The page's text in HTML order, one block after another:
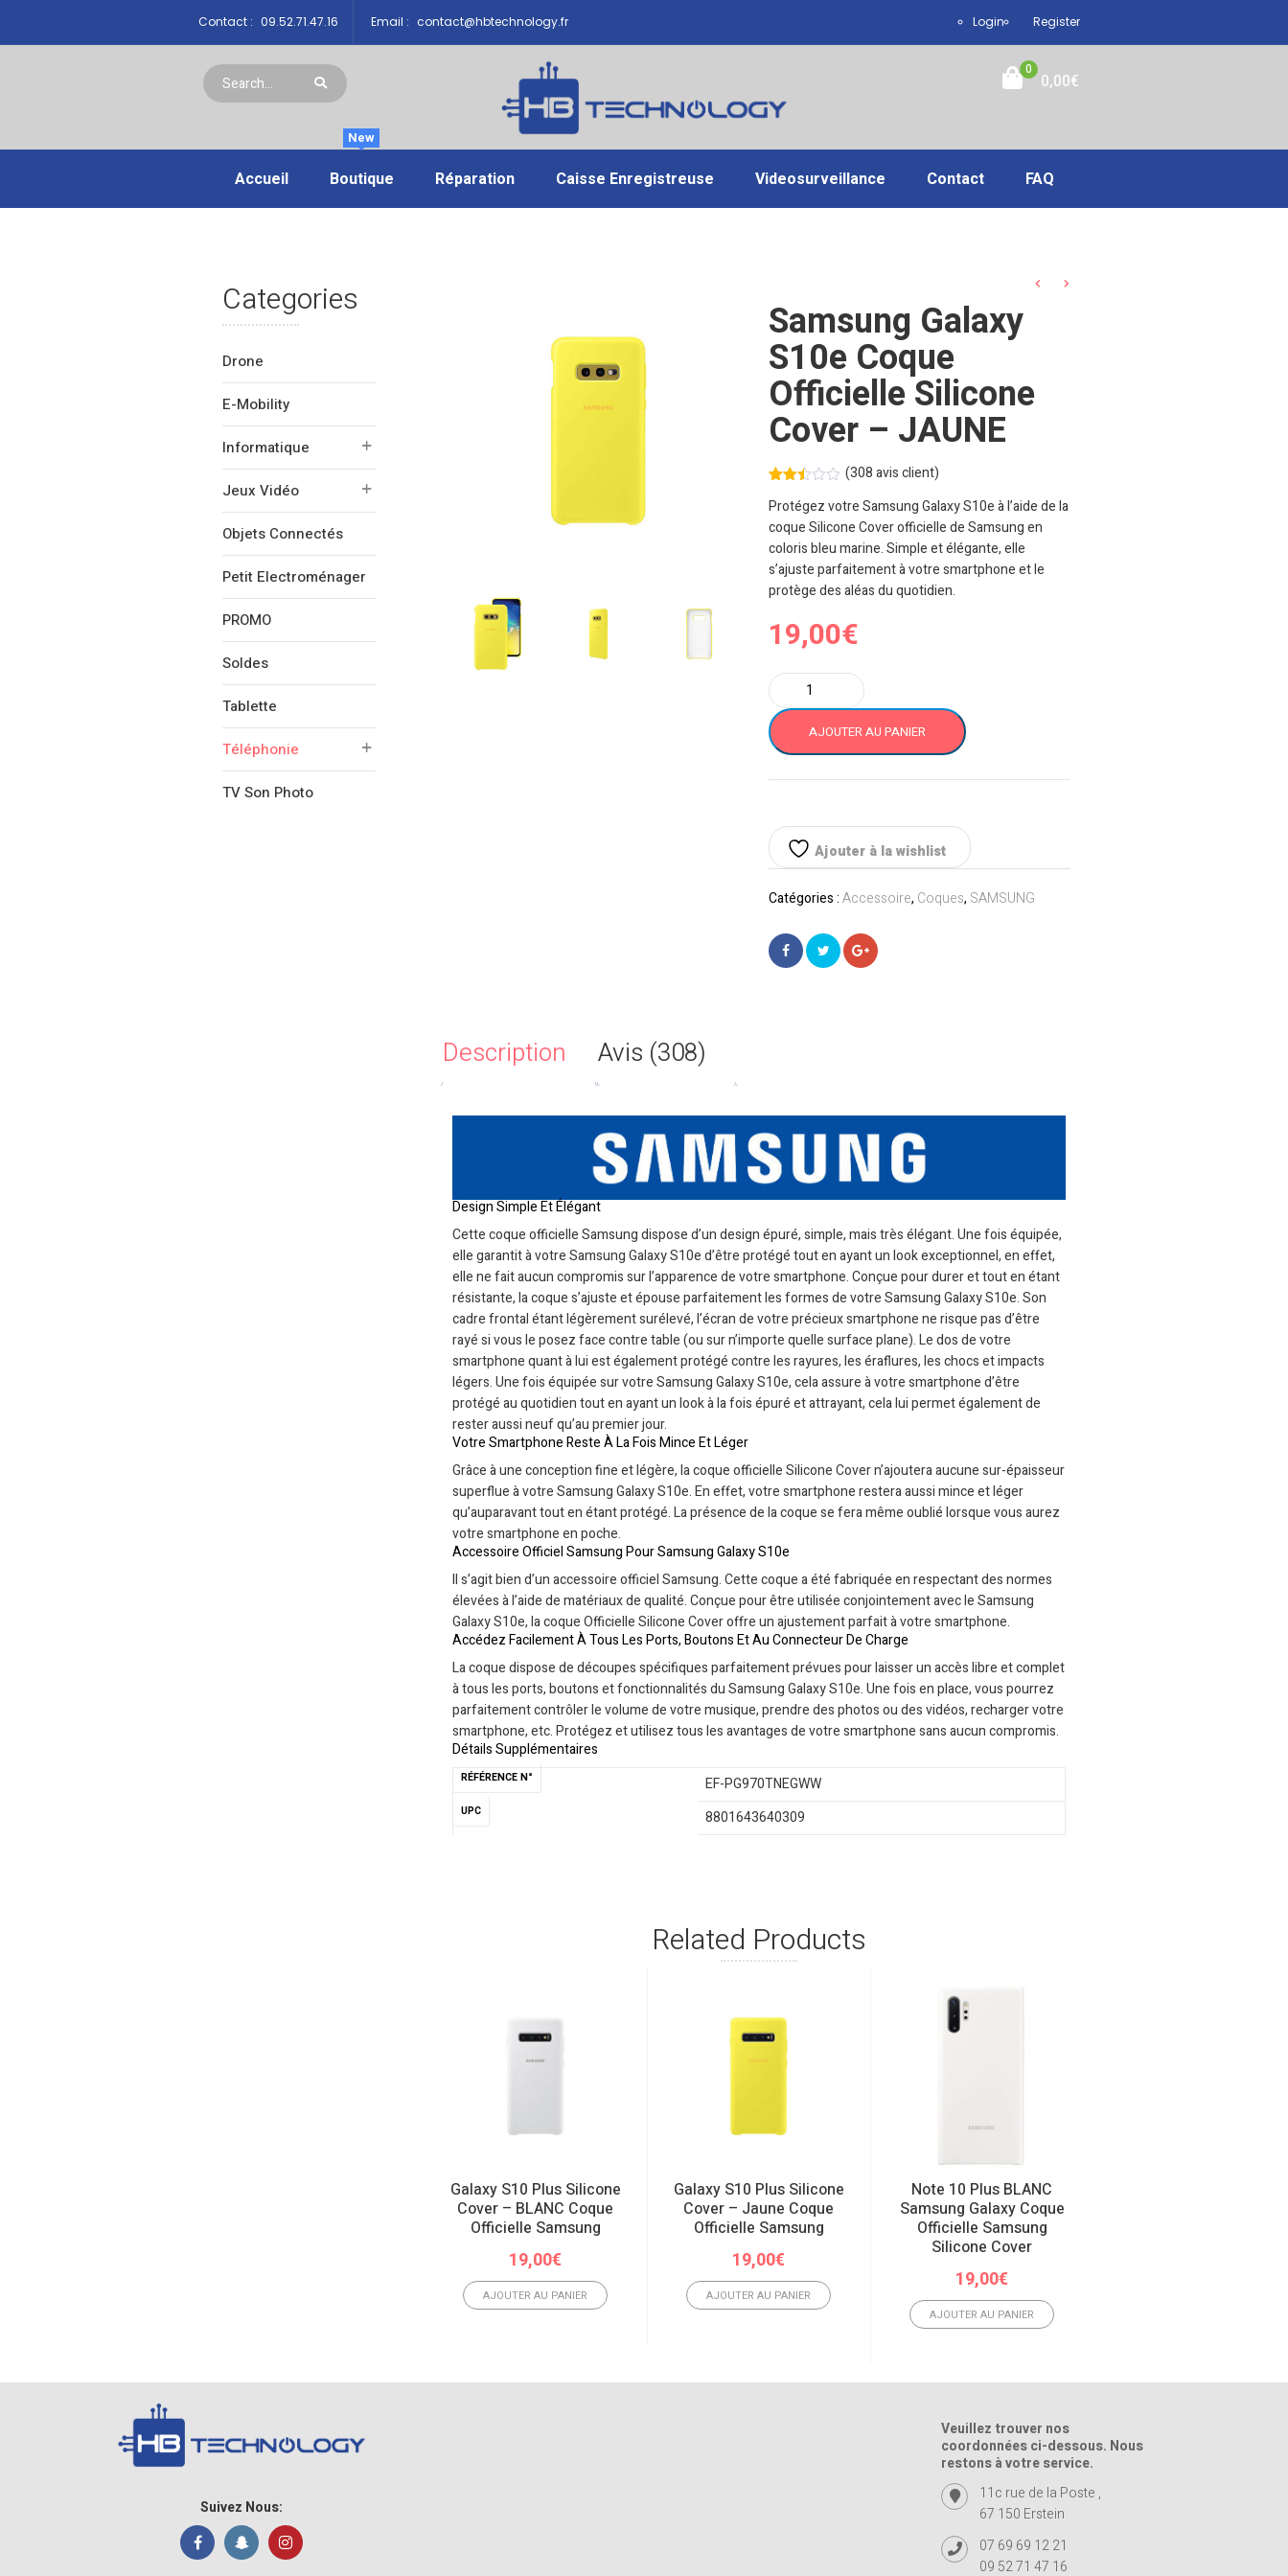
Contact : 09.52.71.47.16 Email : contact@hbtechnology.fr Login Register
0
0,00€
Accueil Boutique
New
Réparation Caisse Enregistreuse Videosurveillance Contact FAQ
Categories
Drone
E-Mobility
Informatique
Jeux Vidéo
Objets Connectés
Petit Electroménager
PROMO
Soldes
Tablette
Téléphonie
TV Son Photo
Samsung Galaxy
S10e Coque
Officielle Silicone
Cover – JAUNE
2.43
5
basé
sur
notati
ons
client
(308avis client)
Protégez votre Samsung Galaxy S10e à l’aide de la
coque Silicone Cover officielle de Samsung en
coloris bleu marine. Simple et élégante, elle
s’ajuste parfaitement à votre smartphone et le
protège des aléas du quotidien.
19,00€
quantité
de
Samsung
Galaxy
Silicone
Cover
–
JAUNE
AJOUTER AU PANIER
Ajouter à la wishlist
Catégories :Accessoire, Coques, SAMSUNG
Description Avis (308)
Design Simple Et Élégant
Cette coque officielle Samsung dispose d’un design épuré, simple, mais très élégant. Une fois équipée,
elle garantit à votre Samsung Galaxy S10e d’être protégé tout en ayant un look exceptionnel, en effet,
elle ne fait aucun compromis sur l’apparence de votre smartphone. Conçue pour durer et tout en étant
résistante, la coque s’ajuste et épouse parfaitement les formes de votre Samsung Galaxy S10e. Son
cadre frontal étant légèrement surélevé, l’écran de votre précieux smartphone ne risque pas d’être
rayé si vous le posez face contre table (ou sur n’importe quelle surface plane). Le dos de votre
smartphone quant à lui est également protégé contre les rayures, les éraflures, les chocs et impacts
légers. Une fois équipée sur votre Samsung Galaxy S10e, cela assure à votre smartphone d’être
protégé au quotidien tout en ayant un look à la fois épuré et attrayant, cela lui permet également de
rester aussi neuf qu’au premier jour.
Votre Smartphone Reste À La Fois Mince Et Léger
Grâce à une conception fine et légère, la coque officielle Silicone Cover n’ajoutera aucune sur-épaisseur
superflue à votre Samsung Galaxy S10e. En effet, votre smartphone restera aussi mince et léger
qu’auparavant tout en étant protégé. La présence de la coque se fera même oublié lorsque vous aurez
votre smartphone en poche.
Accessoire Officiel Samsung Pour Samsung Galaxy S10e
Il s’agit bien d’un accessoire officiel Samsung. Cette coque a été fabriquée en respectant des normes
élevées à l’aide de matériaux de qualité. Conçue pour être utilisée conjointement avec le Samsung
Galaxy S10e, la coque Officielle Silicone Cover offre un ajustement parfait à votre smartphone.
Accédez Facilement À Tous Les Ports, Boutons Et Au Connecteur De Charge
La coque dispose de découpes spécifiques parfaitement prévues pour laisser un accès libre et complet
à tous les ports, boutons et fonctionnalités du Samsung Galaxy S10e. Une fois en place, vous pourrez
parfaitement contrôler le volume de votre musique, prendre des photos ou des vidéos, recharger votre
smartphone, etc. Protégez et utilisez tous les avantages de votre smartphone sans aucun compromis.
Détails Supplémentaires
RÉFÉRENCE N° EF-PG970TNEGWW
UPC 8801643640309
Related Products
Galaxy S10 Plus Silicone
Cover – BLANC Coque
Officielle Samsung
19,00€
AJOUTER AU PANIER
Galaxy S10 Plus Silicone
Cover – Jaune Coque
Officielle Samsung
19,00€
AJOUTER AU PANIER
Note 10 Plus BLANC
Samsung Galaxy Coque
Officielle Samsung
Silicone Cover
19,00€
AJOUTER AU PANIER
Suivez Nous:
Veuillez trouver nos
coordonnées ci-dessous. Nous
restons à votre service.
11c rue de la Poste ,
67 150 Erstein
07 69 69 12 21
09 52 71 47 16